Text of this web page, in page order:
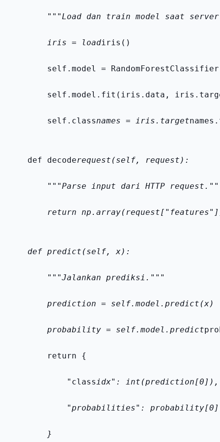
"""Load dan train model saat
        iris = load
iris()
self.model =
self.model.fit(iris.data,
        self.class
names = iris.target
    def decode
request(self, request):
"""Parse input dari HTTP
return
    def predict(self, x):
        """Jalankan prediksi."""
        prediction = self.model.predict(x)
        probability = self.model.predict
        return {
            "class
idx": int(prediction[0]),
"probabilities":
        }